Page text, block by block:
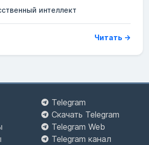
интеллект
Читать →
Telegram
Скачать Telegram
Telegram Web
Telegram канал